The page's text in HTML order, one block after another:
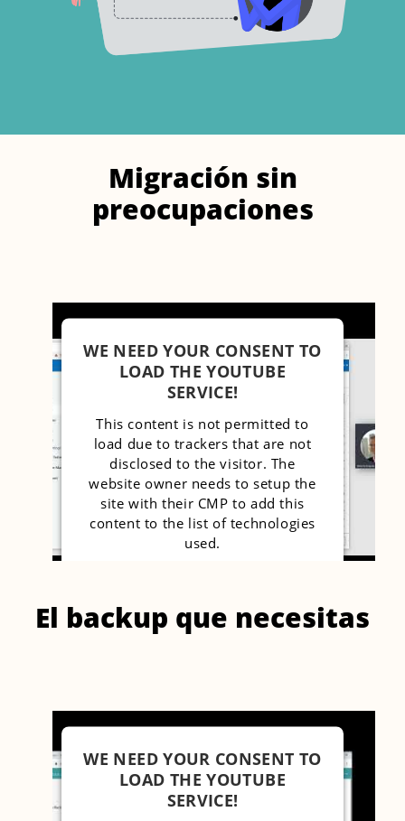
Migración sin
preocupaciones
WE NEED YOUR CONSENT TO
LOAD THE YOUTUBE
SERVICE!
This content is not permitted to
load due to trackers that are not
disclosed to the visitor. The
website owner needs to setup the
site with their CMP to add this
content to the list of technologies
used.
El backup que necesitas
WE NEED YOUR CONSENT TO
LOAD THE YOUTUBE
SERVICE!